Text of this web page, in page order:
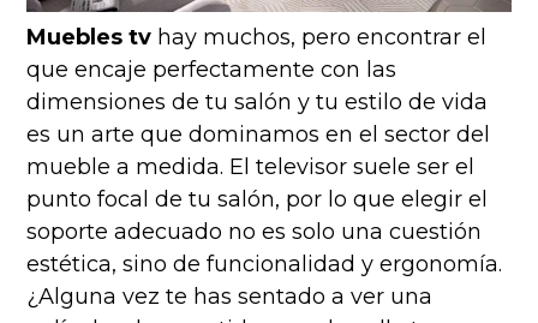
Muebles tv hay muchos, pero encontrar el
que encaje perfectamente con las
dimensiones de tu salón y tu estilo de vida
es un arte que dominamos en el sector del
mueble a medida. El televisor suele ser el
punto focal de tu salón, por lo que elegir el
soporte adecuado no es solo una cuestión
estética, sino de funcionalidad y ergonomía.
¿Alguna vez te has sentado a ver una